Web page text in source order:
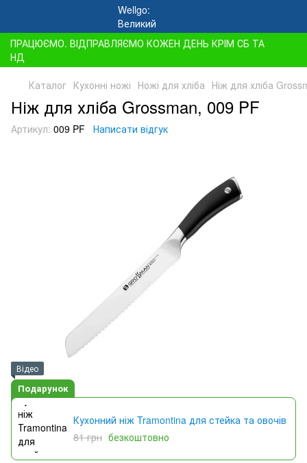
ПРАЦЮЄМО. ВІДПРАВЛЯЄМО КОЖЕН ДЕНЬ КРІМ СБ ТА
НД
Каталог Кухонні ножі Ножі для хліба Ніж для хліба
Ніж для хліба Grossman, 009 PF
Артикул: 009 PF Написати відгук
Відео
Подарунок
Кухонний ніж Tramontina для стейка та овочів
81 грн безкоштовно